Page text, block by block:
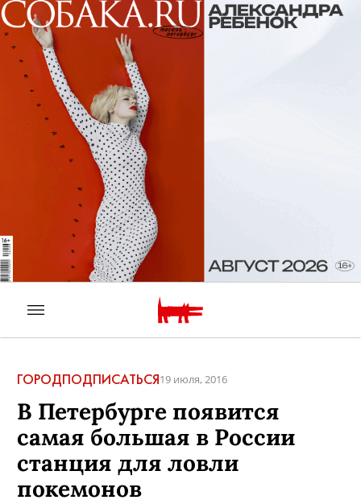
ГОРОДПОДПИСАТЬСЯ19 июля, 2016
В Петербурге появится
самая большая в России
станция для ловли
покемонов